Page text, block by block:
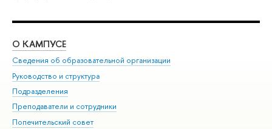
О КАМПУСЕ
Сведения об образовательной организации
Руководство и структура
Подразделения
Преподаватели и сотрудники
Попечительский совет